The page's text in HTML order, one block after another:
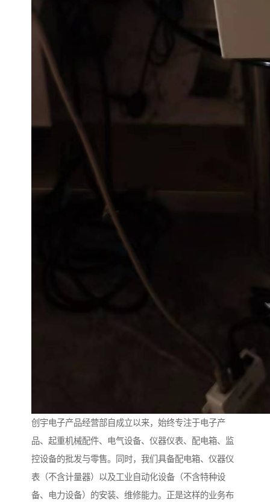
创宇电子产品经营部自成立以来，始终专注于电子产
品、起重机械配件、电气设备、仪器仪表、配电箱、监
控设备的批发与零售。同时，我们具备配电箱、仪器仪
表（不含计量器）以及工业自动化设备（不含特种设
备、电力设备）的安装、维修能力。正是这样的业务布